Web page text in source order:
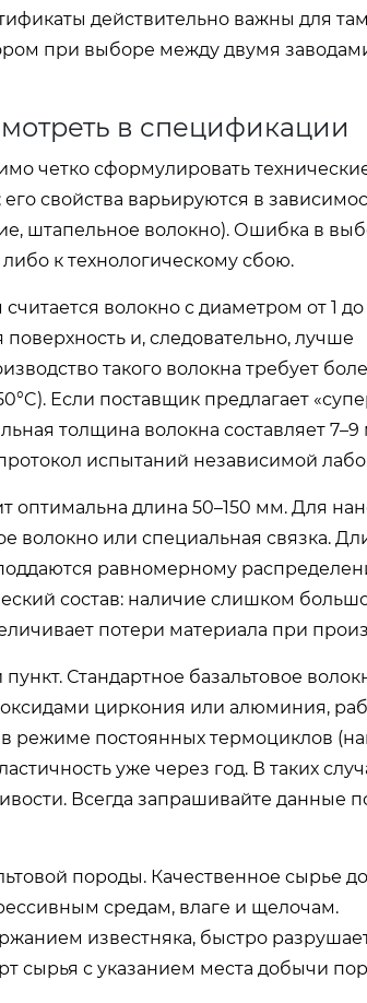
действительно важны для
при выборе между двумя
в спецификации
четко сформулировать
свойства варьируются в
штапельное волокно). Ошибка в
к технологическому сбою.
волокно с диаметром от 1 до
и, следовательно, лучше
такого волокна требует
Если поставщик предлагает
толщина волокна составляет
испытаний независимой
оптимальна длина 50–150 мм. Для
волокно или специальная связка.
равномерному
состав: наличие слишком
потери материала при
Стандартное базальтовое
циркония или алюминия,
режиме постоянных термоциклов
уже через год. В таких
Всегда запрашивайте данные
породы. Качественное сырье
средам, влаге и щелочам.
известняка, быстро
сырья с указанием места добычи